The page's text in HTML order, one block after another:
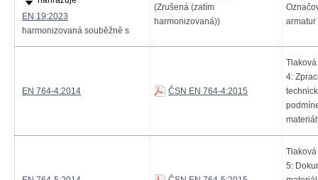
EN 19:2023
harmonizovaná souběžně s
(Zrušená (zatím
harmonizovaná))
armatur
EN 764-4:2014 ČSN EN 764-4:2015
4:
5: